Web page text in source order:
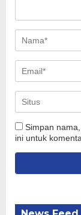
Simpan
ini untuk